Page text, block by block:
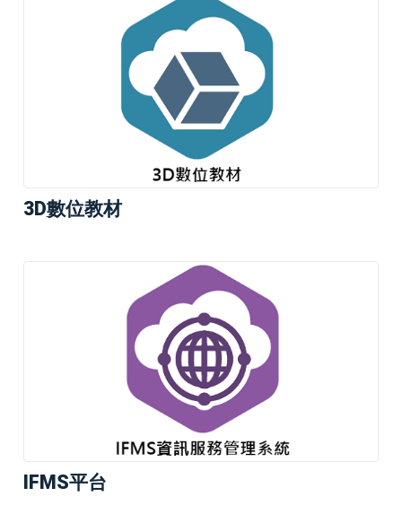
3D數位教材
IFMS平台